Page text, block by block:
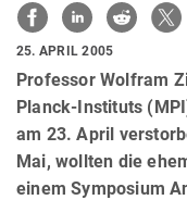
25. APRIL 2005
Professor Wolfram
Planck-Instituts
am 23. April
Mai, wollten die
einem Symposium